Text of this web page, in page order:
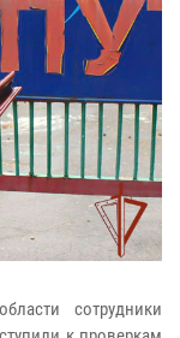
сотрудники